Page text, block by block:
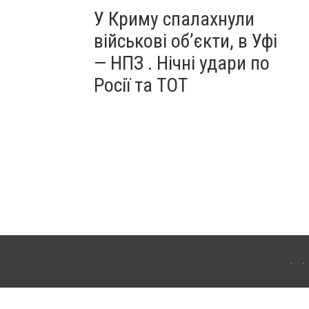
У Криму спалахнули
військові об’єкти, в Уфі
— НПЗ . Нічні удари по
Росії та ТОТ